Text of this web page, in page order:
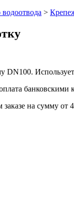
>
банковскими
на сумму от